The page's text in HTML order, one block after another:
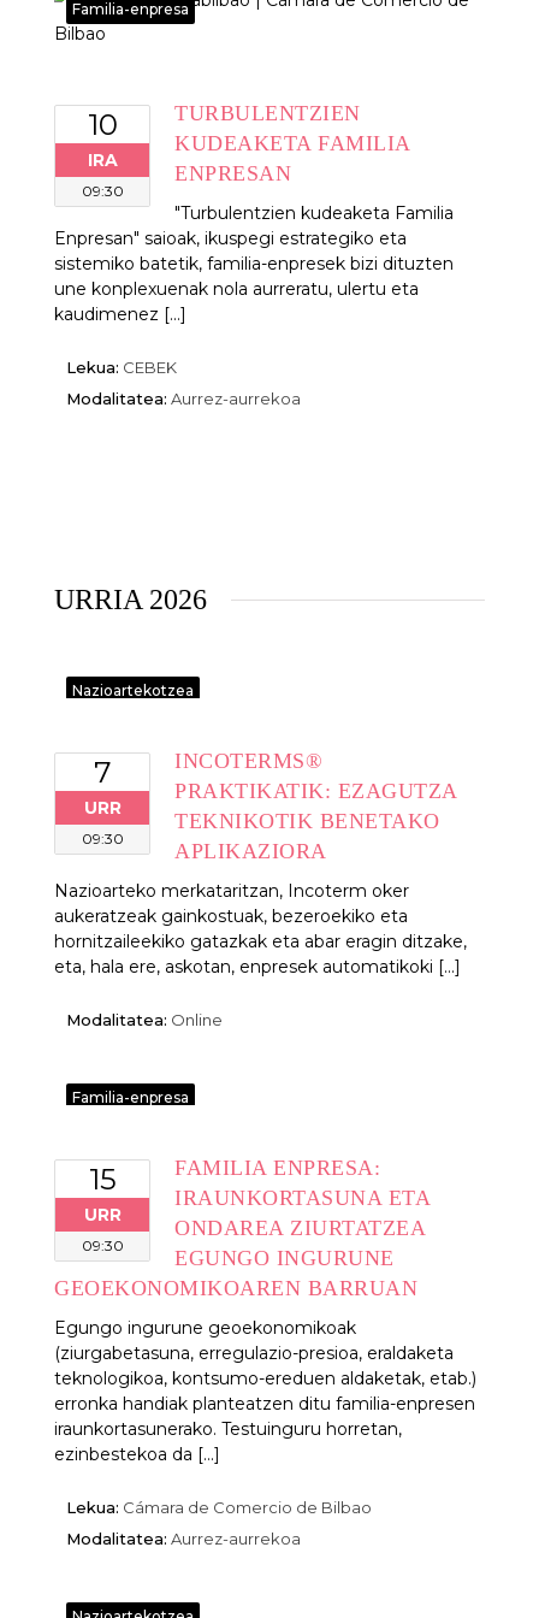
Familia-enpresa
10
IRA
09:30
TURBULENTZIEN
KUDEAKETA FAMILIA
ENPRESAN
"Turbulentzien kudeaketa Familia
Enpresan" saioak, ikuspegi estrategiko eta
sistemiko batetik, familia-enpresek bizi dituzten
une konplexuenak nola aurreratu, ulertu eta
kaudimenez [...]
Lekua: CEBEK
Modalitatea: Aurrez-aurrekoa
URRIA 2026
Nazioartekotzea
7
URR
09:30
INCOTERMS®
PRAKTIKATIK: EZAGUTZA
TEKNIKOTIK BENETAKO
APLIKAZIORA
Nazioarteko merkataritzan, Incoterm oker
aukeratzeak gainkostuak, bezeroekiko eta
hornitzaileekiko gatazkak eta abar eragin ditzake,
eta, hala ere, askotan, enpresek automatikoki [...]
Modalitatea: Online
Familia-enpresa
15
URR
09:30
FAMILIA ENPRESA:
IRAUNKORTASUNA ETA
ONDAREA ZIURTATZEA
EGUNGO INGURUNE
GEOEKONOMIKOAREN BARRUAN
Egungo ingurune geoekonomikoak
(ziurgabetasuna, erregulazio-presioa, eraldaketa
teknologikoa, kontsumo-ereduen aldaketak, etab.)
erronka handiak planteatzen ditu familia-enpresen
iraunkortasunerako. Testuinguru horretan,
ezinbestekoa da [...]
Lekua: Cámara de Comercio de Bilbao
Modalitatea: Aurrez-aurrekoa